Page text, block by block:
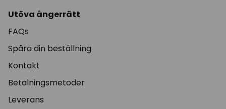
Utöva ångerrätt
FAQs
Spåra din beställning
Kontakt
Betalningsmetoder
Leverans